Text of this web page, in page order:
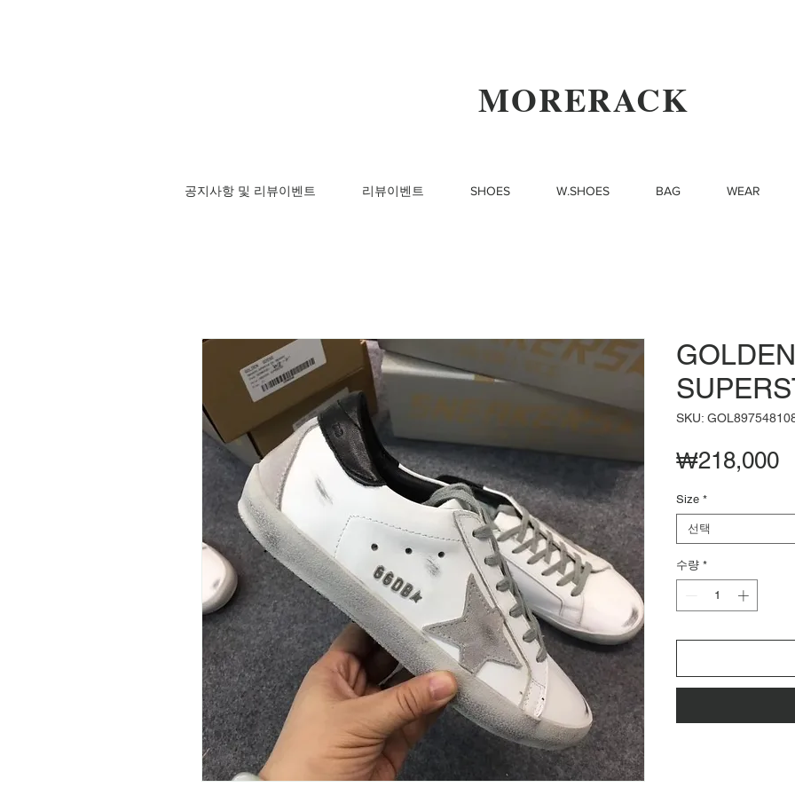
MORERACK
공지사항 및 리뷰이벤트 리뷰이벤트 SHOES W.SHOES BAG WEAR
SKU:
₩218,000가
Size *
선택
수량 *